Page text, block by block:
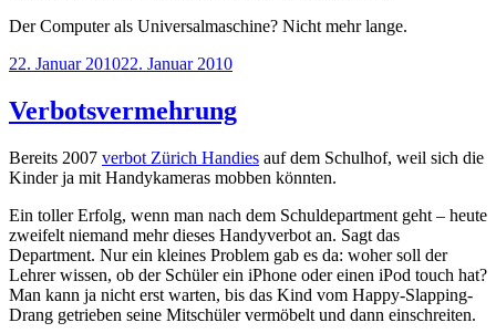
Der Computer als Universalmaschine? Nicht mehr lange.
Veröffentlicht
22. Januar 201022. Januar 2010
Verbotsvermehrung
Bereits 2007 verbot Zürich Handies auf dem Schulhof, weil sich die
Kinder ja mit Handykameras mobben könnten.
Ein toller Erfolg, wenn man nach dem Schuldepartment geht – heute
zweifelt niemand mehr dieses Handyverbot an. Sagt das
Department. Nur ein kleines Problem gab es da: woher soll der
Lehrer wissen, ob der Schüler ein iPhone oder einen iPod touch hat?
Man kann ja nicht erst warten, bis das Kind vom Happy-Slapping-
Drang getrieben seine Mitschüler vermöbelt und dann einschreiten.